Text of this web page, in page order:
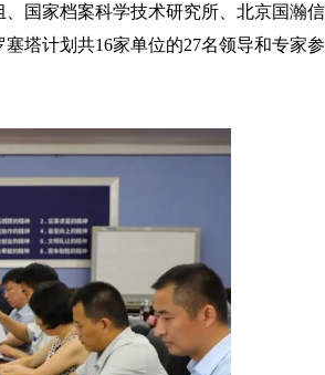
国家档案科学技术研究所、北京国瀚
塔计划共16家单位的27名领导和专家